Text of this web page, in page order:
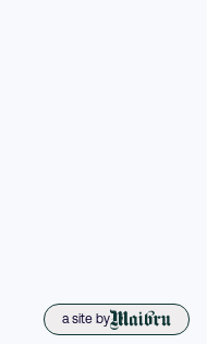
a site by